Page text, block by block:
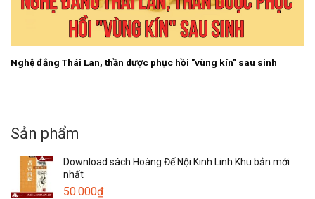
Nghệ đắng Thái Lan, thần dược phục hồi "vùng kín" sau sinh
Sản phẩm
Download sách Hoàng Đế Nội Kinh Linh Khu bản mới
nhất
50.000₫